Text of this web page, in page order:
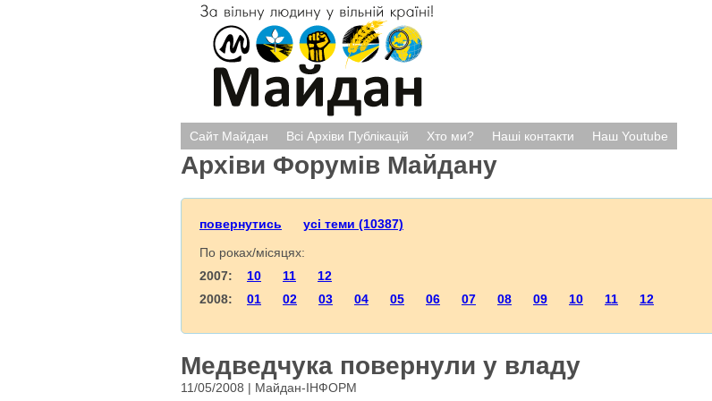
Сайт Майдан Всі Архіви Публікацій Хто ми? Наші контакти Наш Youtube
Архіви Форумів Майдану
повернутись
усі теми (10387)
По роках/місяцях:
2007: 10 11
12
2008: 01 02 03 04 05 06 07 08 09 10 11 12
Медведчука повернули у владу
11/05/2008 | Майдан-ІНФОРМ